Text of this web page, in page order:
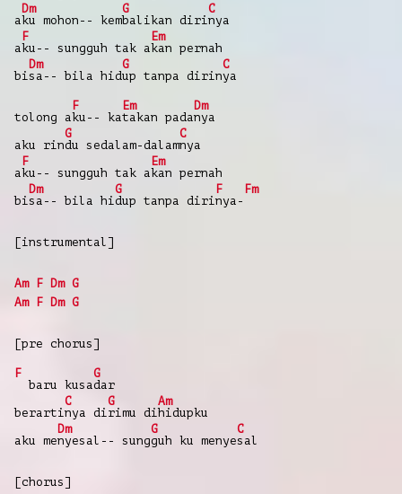
a
Dm
ku mohon-- kem
G
balikan diri
C
nya
a
F
ku-- sungguh tak a
Em
kan pernah
bi
Dm
sa-- bila hid
G
up tanpa dirin
C
ya
tolong a
F
ku-- ka
Em
takan pada
Dm
nya
aku rin
G
du sedalam-dalam
C
nya
a
F
ku-- sungguh tak a
Em
kan pernah
bi
Dm
sa-- bila hi
G
dup tanpa diri
F
nya-
Fm
[instrumental]
Am F Dm G
Am
F Dm G
[pre chorus]
F
baru kusa
G
dar
berarti
C
nya di
G
rimu di
Am
hidupku
aku me
Dm
nyesal-- sung
G
guh ku menye
C
sal
[chorus]